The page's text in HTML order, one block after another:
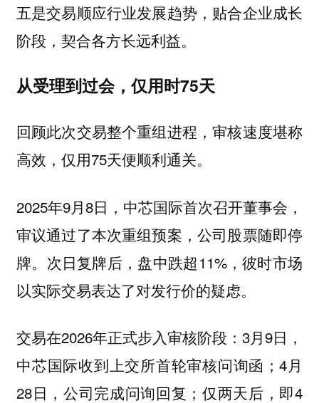
五是交易顺应行业发展趋势，贴合企业成长
阶段，契合各方长远利益。
从受理到过会，仅用时75天
回顾此次交易整个重组进程，审核速度堪称
高效，仅用75天便顺利通关。
2025年9月8日，中芯国际首次召开董事会，
审议通过了本次重组预案，公司股票随即停
牌。次日复牌后，盘中跌超11%，彼时市场
以实际交易表达了对发行价的疑虑。
交易在2026年正式步入审核阶段：3月9日，
中芯国际收到上交所首轮审核问询函；4月
28日，公司完成问询回复；仅两天后，即4